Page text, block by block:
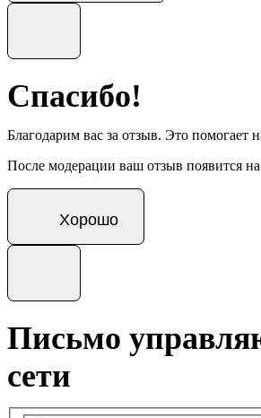
Спасибо!
Благодарим вас за отзыв. Это помогает
После модерации ваш отзыв появится на
Хорошо
Письмо
сети